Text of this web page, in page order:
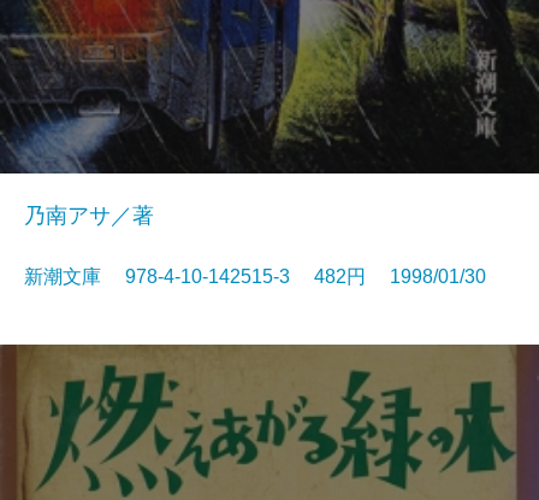
乃南アサ／著
新潮文庫 978-4-10-142515-3 482円 1998/01/30